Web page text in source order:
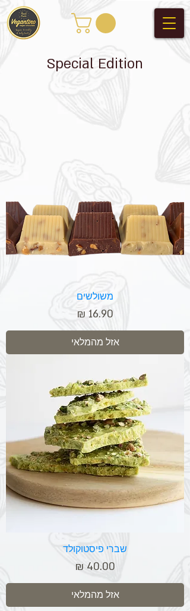
Special Edition
משולשים
מחיר
אזל מהמלאי
שברי פיסטוקולד
מחיר
אזל מהמלאי